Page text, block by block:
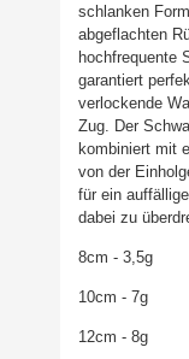
schlanken
abgeflachten
hochfrequente
garantiert
verlockende
Zug. Der
kombiniert mit
von der
für ein
dabei zu
8cm - 3,5g
10cm - 7g
12cm - 8g